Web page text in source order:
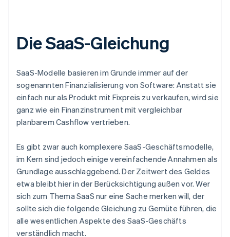
Die SaaS-Gleichung
SaaS-Modelle basieren im Grunde immer auf der
sogenannten Finanzialisierung von Software: Anstatt sie
einfach nur als Produkt mit Fixpreis zu verkaufen, wird sie
ganz wie ein Finanzinstrument mit vergleichbar
planbarem Cashflow vertrieben.
Es gibt zwar auch komplexere SaaS-Geschäftsmodelle,
im Kern sind jedoch einige vereinfachende Annahmen als
Grundlage ausschlaggebend. Der Zeitwert des Geldes
etwa bleibt hier in der Berücksichtigung außen vor. Wer
sich zum Thema SaaS nur eine Sache merken will, der
sollte sich die folgende Gleichung zu Gemüte führen, die
alle wesentlichen Aspekte des SaaS-Geschäfts
verständlich macht.